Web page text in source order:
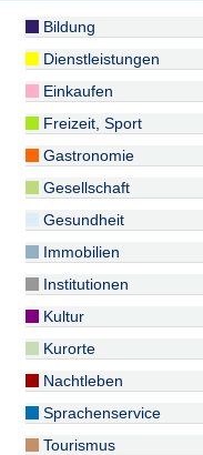
Bildung
Dienstleistungen
Einkaufen
Freizeit, Sport
Gastronomie
Gesellschaft
Gesundheit
Immobilien
Institutionen
Kultur
Kurorte
Nachtleben
Sprachenservice
Tourismus